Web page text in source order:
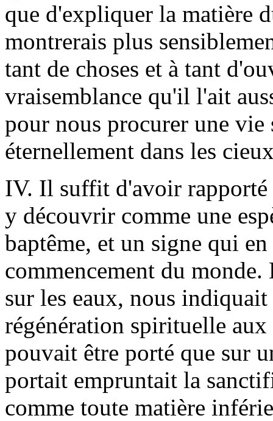
que d'expliquer la matière
montrerais plus
tant de choses et à tant
vraisemblance qu'il l'ait
pour nous procurer une
éternellement dans les
IV. Il suffit d'avoir rapporté
y découvrir comme une
baptême, et un signe qui
commencement du
sur les eaux, nous
régénération spirituelle aux
pouvait être porté que sur
portait empruntait la
comme toute matière